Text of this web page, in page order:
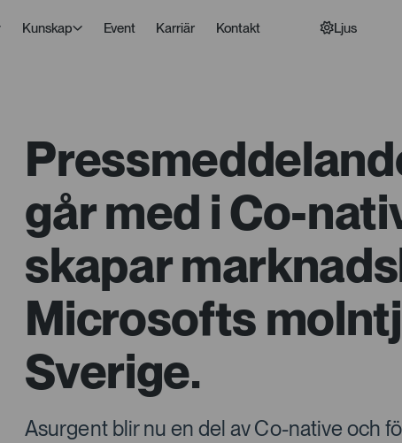
Kunskap Event Karriär Kontakt Ljus
går med i Co-
skapar
Microsofts
Sverige.
Asurgent blir nu en del av Co-native och